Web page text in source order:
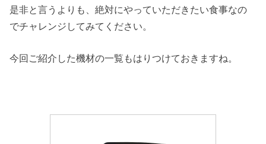
是非と言うよりも、絶対にやっていただきたい食事なの
でチャレンジしてみてください。
今回ご紹介した機材の一覧もはりつけておきますね。